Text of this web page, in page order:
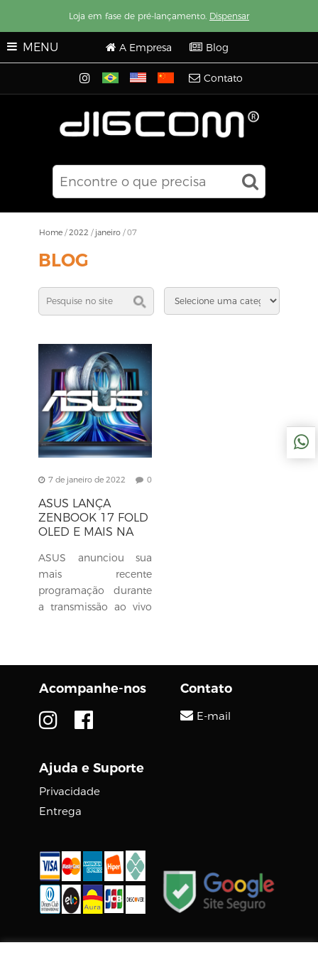
Loja em fase de pré-lançamento. Dispensar
MENU A Empresa Blog
Contato
Home /2022 / janeiro /07
BLOG
7 de janeiro de 2022 0
ASUS LANÇA
ZENBOOK 17 FOLD
OLED E MAIS NA
ASUS anunciou sua
mais recente
programação durante
a transmissão ao vivo
Zenbook 14X OLED
Acompanhe-nos
Ajuda e Suporte
Privacidade
Entrega
Contato
E-mail